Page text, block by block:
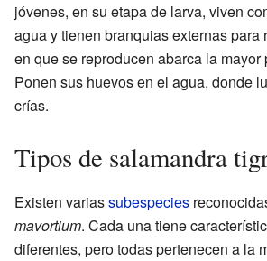
jóvenes, en su etapa de larva, viven
agua y tienen branquias externas para
en que se reproducen abarca la mayor
Ponen sus huevos en el agua, donde
crías.
Tipos de salamandra
Existen variassubespecies
mavortium. Cada una tiene
diferentes, pero todas pertenecen a la